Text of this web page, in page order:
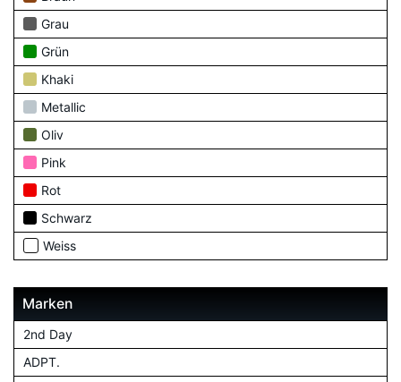
Grau
Grün
Khaki
Metallic
Oliv
Pink
Rot
Schwarz
Weiss
Marken
2nd Day
ADPT.